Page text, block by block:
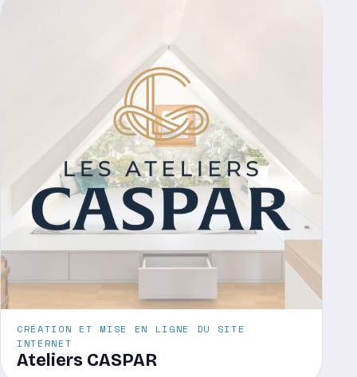
CRÉATION ET MISE EN LIGNE DU SITE
INTERNET
Ateliers CASPAR